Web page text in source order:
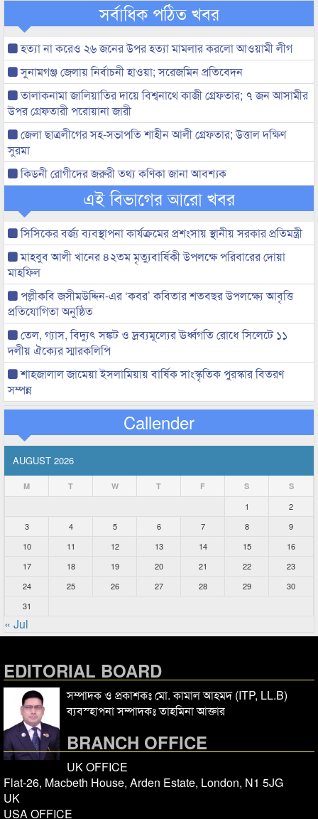
সর্বাধিক পঠিত খবর
হত্যা না করেও ২৬ জনের উপর হত্যা মামলার করলো আওয়ামী লীগ
সুনামগঞ্জ জেলায় নির্বাচনী হাওয়া; সরেজমিন প্রতিবেদন
তালাকনামা জালিয়াতির দায়ে বিশ্বনাথে কাজী গ্রেফতার; ৭ জন আসামীর
উপর গ্রেফতারী পরোয়ানা জারী
জেলা ছাত্রলীগের সহ-সভাপতি শাহীন আলী গ্রেফতার; উত্তাল দক্ষিণ
সুরমা
কিডনী রোগীদের জরুরী তথ্য কণিকা জানা আবশ্যক
এই বিভাগের আরো খবর
সিসিকের বর্জ্য ব্যবস্থাপনা কার্যক্রমের প্রশংসায় স্থানীয় সরকার প্রতিমন্ত্রী
মাহবুব আলী খানের ৪২তম মৃত্যুবার্ষিকী উপলক্ষে পরিবারের দোয়া
মাহফিল
পল্লীকবি জসীমউদ্দিন-এর ‘কবর’ কবিতার শতবছর উপলক্ষ্যে আবৃত্তি
প্রতিযোগিতা অনুষ্ঠিত
তেল, গ্যাস, বিদ্যুৎ সঙ্কট ও দ্রব্যমূল্যের ঊর্ধ্বগতি রোধে সিলেটে ১১
দলীয় ঐক্যের স্মারকলিপি
শাহজালাল জামেয়া ইসলামিয়ায় বার্ষিক সাংস্কৃতিক পুরস্কার বিতরণ
সম্পন্ন
Callender
AUGUST 2026
M T W T F S S
1
2
3
4 5 6 7 8
9
10
11 12 13 14 15
16
17
18 19 20 21 22
23
24
25 26 27 28 29
30
31
« Jul
EDITORIAL BOARD
সম্পাদক ও প্রকাশকঃ মো. কামাল আহমদ (ITP, LL.B)
ব্যবস্হাপনা সম্পাদকঃ তাহমিনা আক্তার
BRANCH OFFICE
UK OFFICE
Flat-26, Macbeth House, Arden Estate, London, N1 5JG
UK
USA OFFICE